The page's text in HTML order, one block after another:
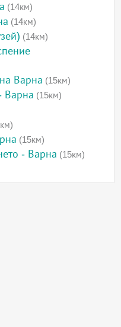
(14км)
(14км)
(14км)
Варна (15км)
Варна (15км)
(15км)
- Варна (15км)